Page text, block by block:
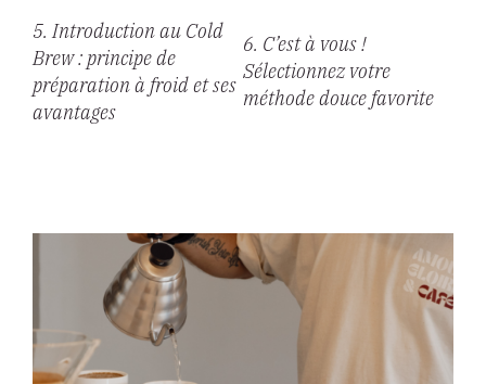
5. Introduction au Cold
Brew : principe de
préparation à froid et ses
avantages
6. C’est à vous !
Sélectionnez votre
méthode douce favorite